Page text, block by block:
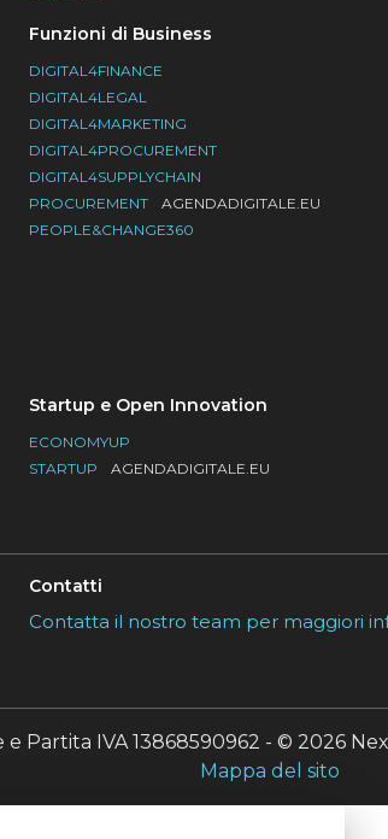
Funzioni di Business
DIGITAL4FINANCE
DIGITAL4LEGAL
DIGITAL4MARKETING
DIGITAL4PROCUREMENT
DIGITAL4SUPPLYCHAIN
PROCUREMENT
AGENDADIGITALE.EU
PEOPLE&CHANGE360
Startup e Open Innovation
ECONOMYUP
STARTUP
AGENDADIGITALE.EU
Contatti
Contatta il nostro team per maggiori
Partita IVA 13868590962 - © 2026
Mappa del sito